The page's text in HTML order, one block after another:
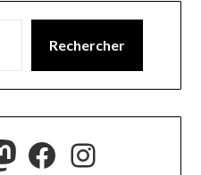
Rechercher
Facebook